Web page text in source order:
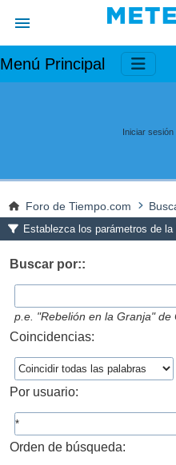
Menú Principal
Iniciar sesión
Foro de Tiempo.com
Establezca los parámetros de la
Buscar por::
p.e. "Rebelión en la Granja" de
Coincidencias:
Por usuario:
Orden de búsqueda: